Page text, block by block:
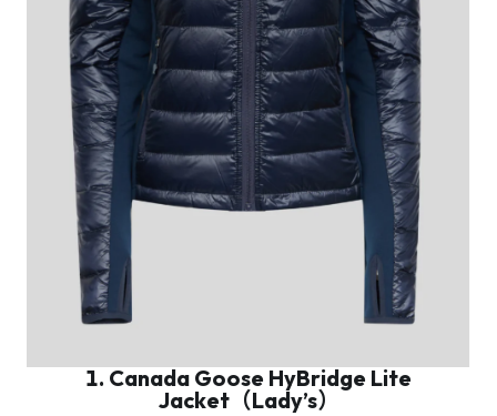
1. Canada Goose HyBridge Lite
Jacket（Lady’s）